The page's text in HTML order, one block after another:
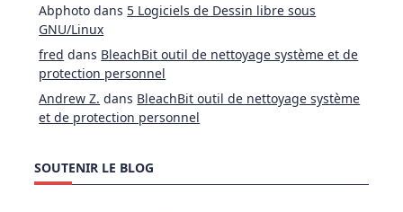
Abphoto dans 5 Logiciels de Dessin libre sous
GNU/Linux
fred dans BleachBit outil de nettoyage système et de
protection personnel
Andrew Z. dans BleachBit outil de nettoyage système
et de protection personnel
SOUTENIR LE BLOG